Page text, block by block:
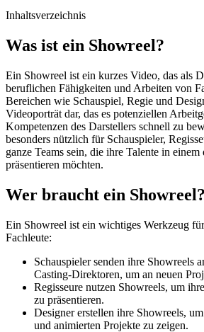
Inhaltsverzeichnis
Was ist ein Showreel?
Ein Showreel ist ein kurzes Video, das als
beruflichen Fähigkeiten und Arbeiten von
Bereichen wie Schauspiel, Regie und
Videoporträt dar, das es potenziellen
Kompetenzen des Darstellers schnell zu
besonders nützlich für Schauspieler,
ganze Teams sein, die ihre Talente in
präsentieren möchten.
Wer braucht ein Showreel?
Ein Showreel ist ein wichtiges Werkzeug
Fachleute:
Schauspieler senden ihre Showreels
Casting-Direktoren, um an neuen
Regisseure nutzen Showreels, um
zu präsentieren.
Designer erstellen ihre Showreels,
und animierten Projekte zu zeigen.